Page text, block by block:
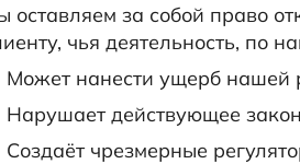
оставляем за собой право
чья деятельность, по
Может нанести ущерб нашей
Нарушает действующее
Создаёт чрезмерные